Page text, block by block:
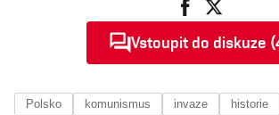
Vstoupit do diskuze
Polsko komunismus invaze historie